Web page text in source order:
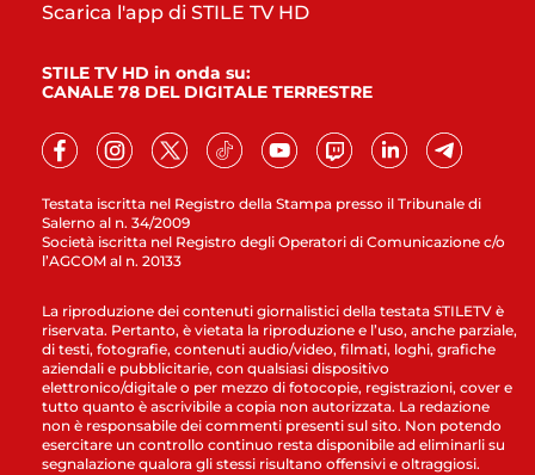
Testata iscritta nel Registro della Stampa presso il Tribunale di
Salerno al n. 34/2009
Società iscritta nel Registro degli Operatori di Comunicazione c/o
l’AGCOM al n. 20133
Scarica l'app di STILE TV HD
STILE TV HD in onda su:
CANALE 78 DEL DIGITALE TERRESTRE
La riproduzione dei contenuti giornalistici della testata STILETV è
riservata. Pertanto, è vietata la riproduzione e l’uso, anche parziale,
di testi, fotografie, contenuti audio/video, filmati, loghi, grafiche
aziendali e pubblicitarie, con qualsiasi dispositivo
elettronico/digitale o per mezzo di fotocopie, registrazioni, cover e
tutto quanto è ascrivibile a copia non autorizzata. La redazione
non è responsabile dei commenti presenti sul sito. Non potendo
esercitare un controllo continuo resta disponibile ad eliminarli su
segnalazione qualora gli stessi risultano offensivi e oltraggiosi.